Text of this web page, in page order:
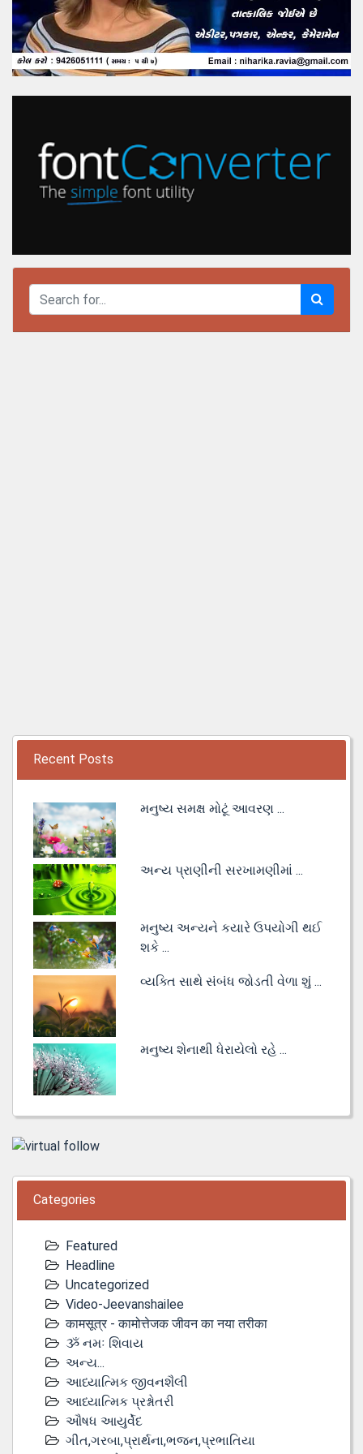
Recent Posts
મનુષ્ય સમક્ષ મોટૂં આવરણ ...
અન્ય પ્રાણીની સરખામણીમાં ...
મનુષ્ય અન્યને કયારે ઉપયોગી થઈ
શકે ...
વ્યક્તિ સાથે સંબંધ જોડતી વેળા શું ...
મનુષ્ય શેનાથી ધેરાયેલો રહે ...
Categories
Featured
Headline
Uncategorized
Video-Jeevanshailee
कामसूत्र - कामोत्तेजक जीवन का नया तरीका
ૐ નમઃ શિવાય
અન્ય...
આધ્યાત્મિક જીવનશૈલી
આધ્યાત્મિક પ્રશ્નોતરી
ઔષધ આયુર્વેદ
ગીત,ગરબા,પ્રાર્થના,ભજન,પ્રભાતિયા